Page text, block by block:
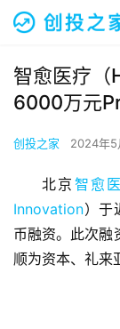
智愈医疗
6000万元
创投之家 2024年5
北京 智愈
Innovation）于
币融资。此次融
顺为资本、礼来